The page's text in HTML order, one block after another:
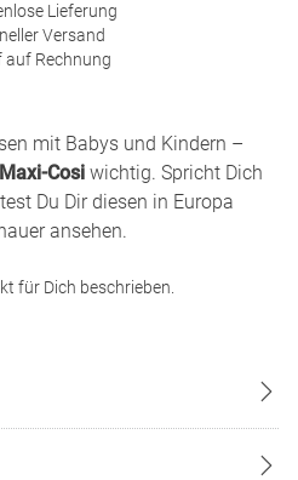
Lieferung
Versand
auf Rechnung
mit Babys und Kindern –
Maxi-Cosi wichtig. Spricht Dich
Du Dir diesen in Europa
ansehen.
für Dich beschrieben.